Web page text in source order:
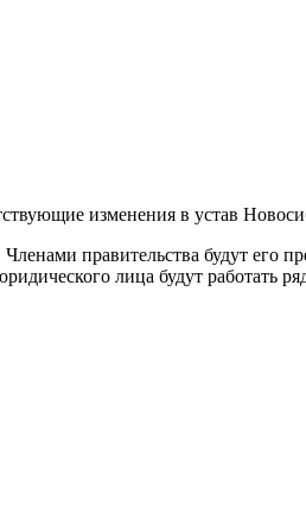
изменения в устав
правительства будут его
лица будут работать